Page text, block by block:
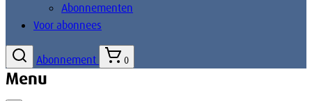
Abonnementen
Voor abonnees
Abonnement 0
Menu